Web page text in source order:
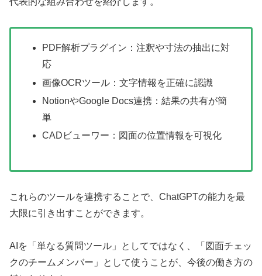
PDF解析プラグイン：注釈や寸法の抽出に対
応
画像OCRツール：文字情報を正確に認識
NotionやGoogle Docs連携：結果の共有が簡
単
CADビューワー：図面の位置情報を可視化
これらのツールを連携することで、ChatGPTの能力を最
大限に引き出すことができます。
AIを「単なる質問ツール」としてではなく、「図面チェッ
クのチームメンバー」として使うことが、今後の働き方の